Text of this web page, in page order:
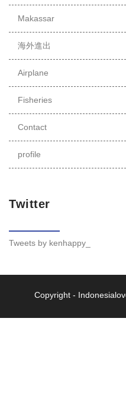
Makassar
海外進出
Airplane
Fisheries
Contact
profile
Twitter
Tweets by kenhappy_
Copyright -